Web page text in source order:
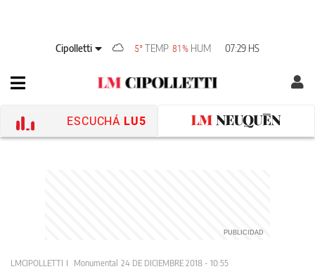
Cipolletti 5°TEMP 81% HUM 07:29 HS
ESCUCHÁ LU5
LMCIPOLLETTI Monumental 24 DE DICIEMBRE 2018 - 10:55